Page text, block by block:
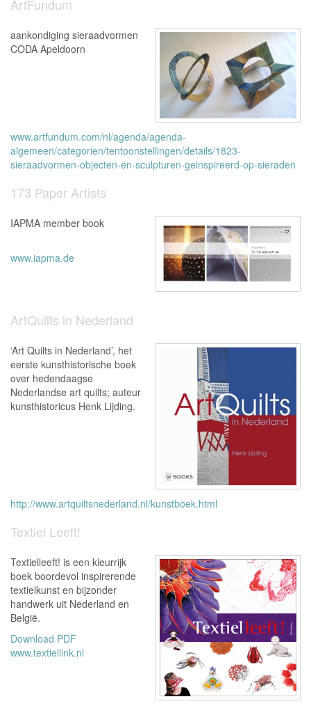
ArtFundum
aankondiging sieraadvormen
CODA Apeldoorn
www.artfundum.com/nl/agenda/agenda-
algemeen/categorien/tentoonstellingen/details/1823-
sieraadvormen-objecten-en-sculpturen-geinspireerd-op-sieraden
173 Paper Artists
IAPMA member book
www.iapma.de
ArtQuilts in Nederland
‘Art Quilts in Nederland’, het
eerste kunsthistorische boek
over hedendaagse
Nederlandse art quilts; auteur
kunsthistoricus Henk Lijding.
http://www.artquiltsnederland.nl/kunstboek.html
Textiel Leeft!
Textielleeft! is een kleurrijk
boek boordevol inspirerende
textielkunst en bijzonder
handwerk uit Nederland en
België.
Download PDF
www.textiellink.nl